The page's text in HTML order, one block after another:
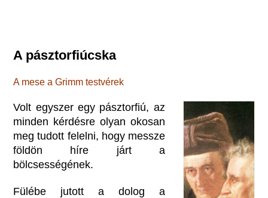
A pásztorfiúcska
A mese a Grimm testvérek
Volt egyszer egy pásztorfiú, az
minden kérdésre olyan okosan
meg tudott felelni, hogy messze
földön híre járt a
bölcsességének.
Fülébe jutott a dolog a